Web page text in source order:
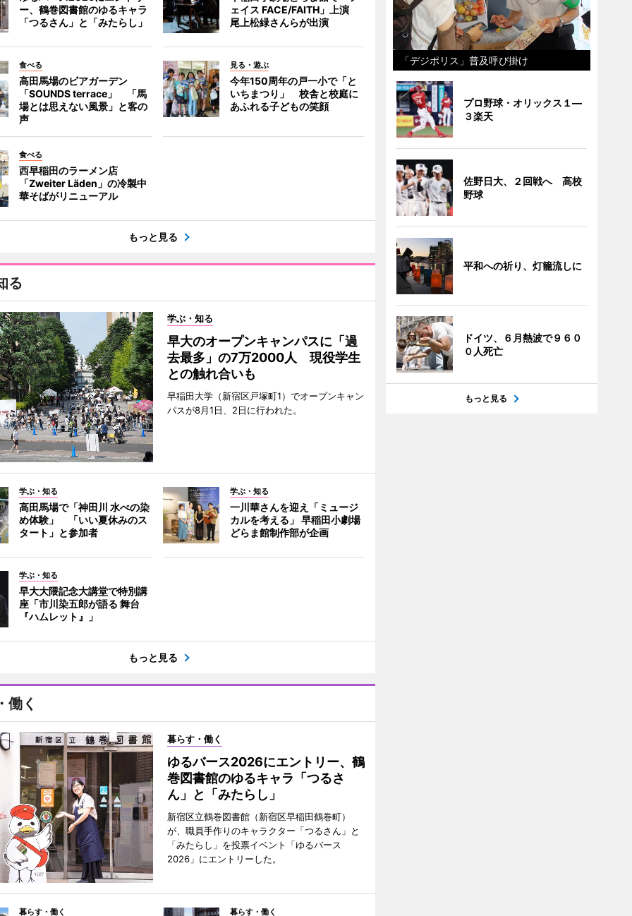
ー、鶴巻図書館のゆるキャラ
「つるさん」と「みたらし」
ェイス FACE/FAITH」上演
尾上松緑さんらが出演
食べる
高田馬場のビアガーデン
「SOUNDS terrace」 「馬
場とは思えない風景」と客の
声
見る・遊ぶ
今年150周年の戸一小で「と
いちまつり」 校舎と校庭に
あふれる子どもの笑顔
食べる
西早稲田のラーメン店
「Zweiter Läden」の冷製中
華そばがリニューアル
もっと見る
る
学ぶ・知る
早大のオープンキャンパスに「過
去最多」の7万2000人 現役学生
との触れ合いも
早稲田大学（新宿区戸塚町1）でオープンキャン
パスが8月1日、2日に行われた。
学ぶ・知る
高田馬場で「神田川 水べの染
め体験」 「いい夏休みのス
タート」と参加者
学ぶ・知る
一川華さんを迎え「ミュージ
カルを考える」 早稲田小劇場
どらま館制作部が企画
学ぶ・知る
早大大隈記念大講堂で特別講
座「市川染五郎が語る 舞台
『ハムレット』」
もっと見る
働く
暮らす・働く
ゆるバース2026にエントリー、鶴
巻図書館のゆるキャラ「つるさ
ん」と「みたらし」
新宿区立鶴巻図書館（新宿区早稲田鶴巻町）
が、職員手作りのキャラクター「つるさん」と
「みたらし」を投票イベント「ゆるバース
2026」にエントリーした。
暮らす・働く 暮らす・働く
「デジポリス」普及呼び掛け
プロ野球・オリックス１―
３楽天
佐野日大、２回戦へ 高校
野球
平和への祈り、灯籠流しに
ドイツ、６月熱波で９６０
０人死亡
もっと見る